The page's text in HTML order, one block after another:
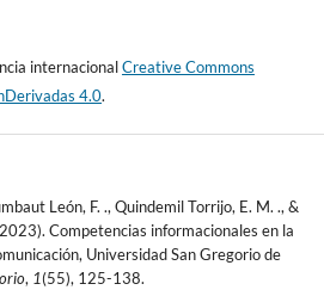
internacionalCreative Commons
4.0.
León, F. ., Quindemil Torrijo, E. M. ., &
Competencias informacionales en la
Universidad San Gregorio de
, 1(55), 125-138.